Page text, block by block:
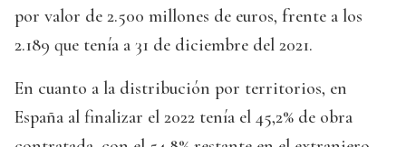
por valor de 2.500 millones de euros, frente a los
2.189 que tenía a 31 de diciembre del 2021.
En cuanto a la distribución por territorios, en
España al finalizar el 2022 tenía el 45,2% de obra